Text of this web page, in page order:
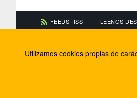
FEEDS RSS LEENOS
Información de contacto
Utilizamos cookies propias de